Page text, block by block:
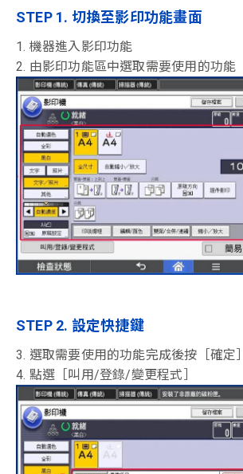
STEP 1. 切換至影印功能畫面
1. 機器進入影印功能
2. 由影印功能區中選取需要使用的功能
STEP 2. 設定快捷鍵
3. 選取需要使用的功能完成後按［確定］
4. 點選［叫用/登錄/變更程式］